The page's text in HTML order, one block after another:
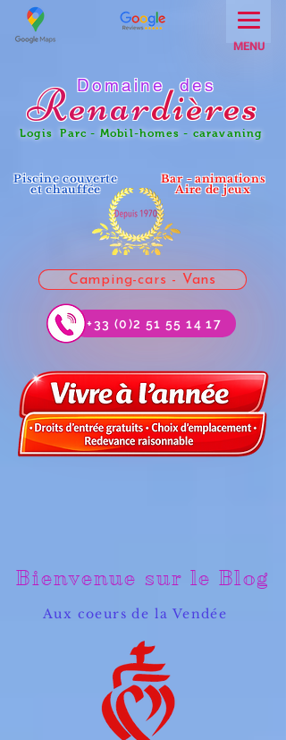
MENU
Domaine des
Renardières
Parc - Mobil-homes - caravaning
Piscine couverte
et chauffée
Bar - animations
Aire de jeux
Camping-cars - Vans
+33 (0)2 51 55 14 17
Bienvenue sur le Blog
Aux coeurs de la Vendée